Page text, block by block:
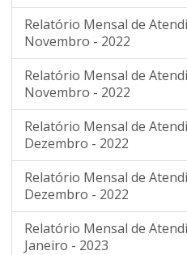
Relatório Mensal de
Novembro - 2022
Relatório Mensal de
Novembro - 2022
Relatório Mensal de
Dezembro - 2022
Relatório Mensal de
Dezembro - 2022
Relatório Mensal de
Janeiro - 2023